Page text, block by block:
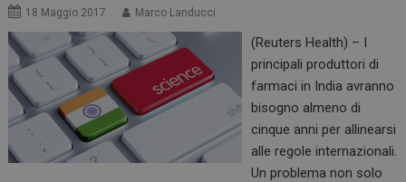
18 Maggio 2017 Marco Landucci
(Reuters Health) – I
principali produttori di
farmaci in India avranno
bisogno almeno di
cinque anni per allinearsi
alle regole internazionali.
Un problema non solo
I cookie necessari contribuiscono a rendere fruibile il
sito web abilitandone funzionalità di base quali la
navigazione sulle pagine e l'accesso alle aree
protette del sito. Il sito web non è in grado di
funzionare correttamente senza questi cookie.
NOME
FORNITORE / DOMINIO
_ga
Google LLC
.dailyhealthindustry.it
1 anno 1
mese